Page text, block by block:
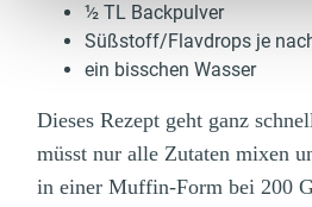
½ TL Backpulver
Süßstoff/Flavdrops je
ein bisschen Wasser
Dieses Rezept geht ganz
müsst nur alle Zutaten mixen
in einer Muffin-Form bei 200